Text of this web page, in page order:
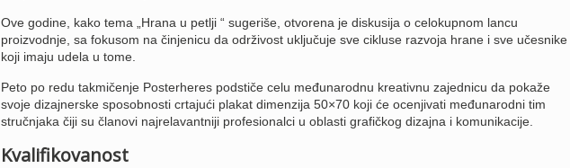
Ove godine, kako tema „Hrana u petlji “ sugeriše, otvorena je diskusija o celokupnom lancu
proizvodnje, sa fokusom na činjenicu da održivost uključuje sve cikluse razvoja hrane i sve učesnike
koji imaju udela u tome.
Peto po redu takmičenje Posterheres podstiče celu međunarodnu kreativnu zajednicu da pokaže
svoje dizajnerske sposobnosti crtajući plakat dimenzija 50×70 koji će ocenjivati međunarodni tim
stručnjaka čiji su članovi najrelavantniji profesionalci u oblasti grafičkog dizajna i komunikacije.
Kvalifikovanost